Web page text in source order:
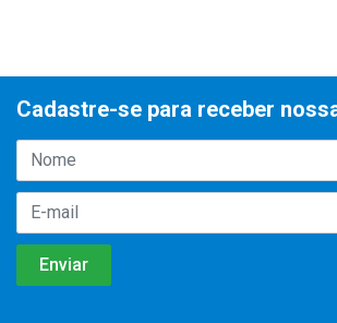
Cadastre-se para receber